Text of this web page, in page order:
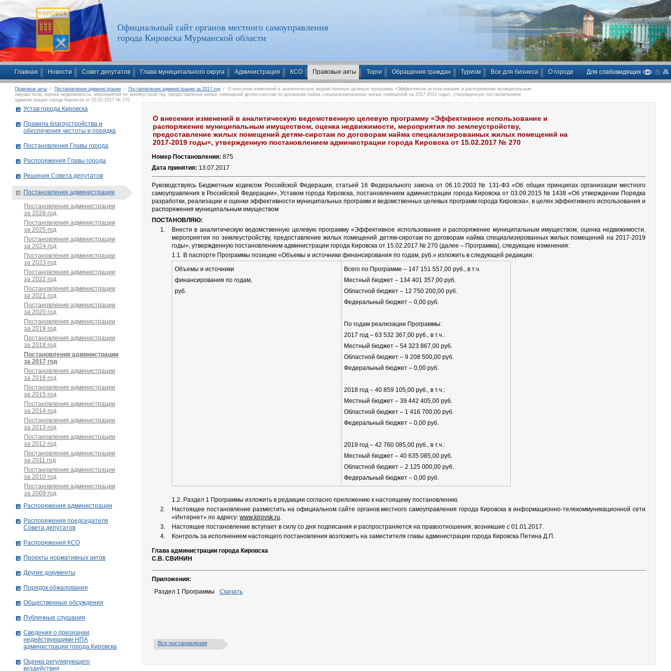
Официальный сайт органов местного самоуправления
города Кировска Мурманской области
Главная Новости Совет депутатов Глава муниципального округа Администрация КСО Правовые акты Торги Обращения граждан Туризм Все для бизнеса О городе Для слабовидящих
Правовые акты / Постановления администрации / Постановления администрации за 2017 год / О внесении изменений в аналитическую ведомственную целевую программу «Эффективное использование и распоряжение муниципальным
имуществом, оценка недвижимости, мероприятия по землеустройству, предоставление жилых помещений детям-сиротам по договорам найма специализированных жилых помещений на 2017-2019 годы», утвержденную постановлением
администрации города Кировска от 15.02.2017 № 270
О внесении изменений в аналитическую ведомственную целевую программу «Эффективное использование и
распоряжение муниципальным имуществом, оценка недвижимости, мероприятия по землеустройству,
предоставление жилых помещений детям-сиротам по договорам найма специализированных жилых помещений на
2017-2019 годы», утвержденную постановлением администрации города Кировска от 15.02.2017 № 270
Номер Постановления: 875
Дата принятия: 13.07.2017
Руководствуясь Бюджетным кодексом Российской Федерации, статьей 16 Федерального закона от 06.10.2003 № 131-ФЗ «Об общих принципах организации местного
самоуправления в Российской Федерации», Уставом города Кировска, постановлением администрации города Кировска от 03.09.2015 № 1438 «Об утверждении Порядка
разработки, реализации и оценки эффективности муниципальных программ и ведомственных целевых программ города Кировска», в целях эффективного использования и
распоряжения муниципальным имуществом
ПОСТАНОВЛЯЮ:
Внести в аналитическую ведомственную целевую программу «Эффективное использование и распоряжение муниципальным имуществом, оценка недвижимости,
мероприятия по землеустройству, предоставление жилых помещений детям-сиротам по договорам найма специализированных жилых помещений на 2017-2019
годы», утвержденную постановлением администрации города Кировска от 15.02.2017 № 270 (далее – Программа), следующие изменения:
1.1. В паспорте Программы позицию «Объемы и источники финансирования по годам, руб.» изложить в следующей редакции:
Объемы и источники
финансирования по годам,
руб.
Всего по Программе – 147 151 557,00 руб., в т.ч.
Местный бюджет – 134 401 357,00 руб.
Областной бюджет – 12 750 200,00 руб.
Федеральный бюджет – 0,00 руб.
По годам реализации Программы:
2017 год – 63 532 367,00 руб., в т.ч.:
Местный бюджет – 54 323 867,00 руб.
Областной бюджет – 9 208 500,00 руб.
Федеральный бюджет – 0,00 руб.
2018 год – 40 859 105,00 руб., в т.ч.:
Местный бюджет – 39 442 405,00 руб.
Областной бюджет – 1 416 700,00 руб.
Федеральный бюджет – 0,00 руб.
2019 год – 42 760 085,00 руб., в т.ч.:
Местный бюджет – 40 635 085,00 руб.
Областной бюджет – 2 125 000,00 руб.
Федеральный бюджет – 0,00 руб.
1.2. Раздел 1 Программы изложить в редакции согласно приложению к настоящему постановлению.
Настоящее постановление разместить на официальном сайте органов местного самоуправления города Кировска в информационно-телекоммуникационной сети
«Интернет» по адресу: www.kirovsk.ru.
Настоящее постановление вступает в силу со дня подписания и распространяется на правоотношения, возникшие с 01.01.2017.
Контроль за исполнением настоящего постановления возложить на заместителя главы администрации города Кировска Петина Д.П.
Глава администрации города Кировска
С.В. СВИНИН
Приложения:
Раздел 1 Программы
Скачать
Все постановления
Устав города Кировска
Правила благоустройства и
обеспечения чистоты и порядка
Постановления Главы города
Распоряжения Главы города
Решения Совета депутатов
Постановления администрации
Постановления администрации
за 2026 год
Постановления администрации
за 2025 год
Постановления администрации
за 2024 год
Постановления администрации
за 2023 год
Постановления администрации
за 2022 год
Постановления администрации
за 2021 год
Постановления администрации
за 2020 год
Постановления администрации
за 2019 год
Постановления администрации
за 2018 год
Постановления администрации
за 2017 год
Постановления администрации
за 2016 год
Постановления администрации
за 2015 год
Постановления администрации
за 2014 год
Постановления администрации
за 2013 год
Постановления администрации
за 2012 год
Постановления администрации
за 2011 год
Постановления администрации
за 2010 год
Постановления администрации
за 2009 год
Распоряжения администрации
Распоряжения председателя
Совета депутатов
Распоряжения КСО
Проекты нормативных актов
Другие документы
Порядок обжалования
Общественные обсуждения
Публичные слушания
Сведения о признании
недействующими НПА
администрации города Кировскa
Оценка регулирующего
воздействия